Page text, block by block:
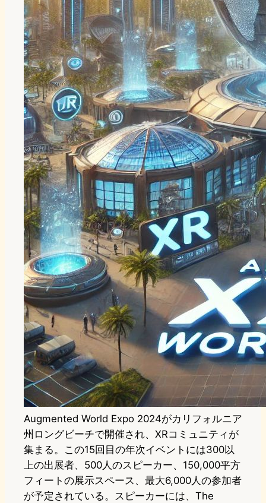
Augmented World Expo 2024がカリフォルニア
州ロングビーチで開催され、XRコミュニティが
集まる。この15回目の年次イベントには300以
上の出展者、500人のスピーカー、150,000平方
フィートの展示スペース、最大6,000人の参加者
が予定されている。スピーカーには、The